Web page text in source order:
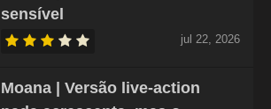
sensível
jul 22, 2026
Moana | Versão live-action